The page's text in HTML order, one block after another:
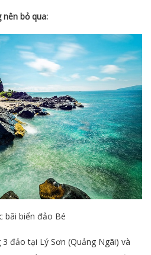
nên bỏ qua:
bãi biển đảo Bé
đảo tại Lý Sơn (Quảng Ngãi) và